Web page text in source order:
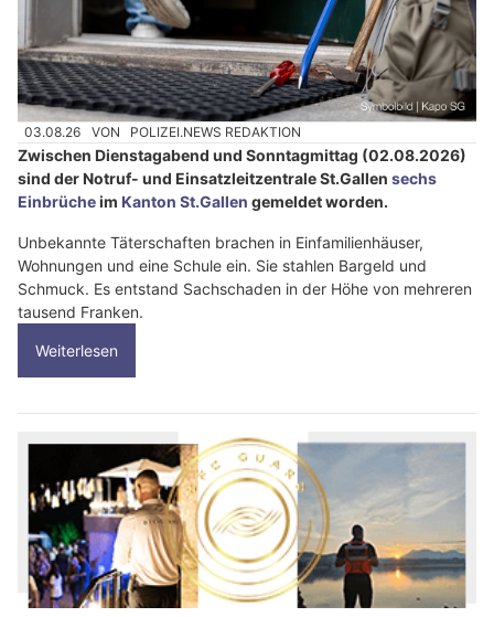
03.08.26 VON POLIZEI.NEWS REDAKTION
Zwischen Dienstagabend und Sonntagmittag (02.08.2026)
sind der Notruf- und Einsatzleitzentrale St.Gallen sechs
Einbrücheim Kanton St.Gallen gemeldet worden.
Unbekannte Täterschaften brachen in Einfamilienhäuser,
Wohnungen und eine Schule ein. Sie stahlen Bargeld und
Schmuck. Es entstand Sachschaden in der Höhe von mehreren
tausend Franken.
Weiterlesen